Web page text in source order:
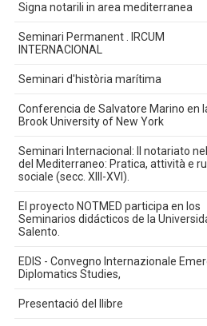
Signa notarili in area mediterranea
Seminari Permanent . IRCUM
INTERNACIONAL
Seminari d'història marítima
Conferencia de Salvatore Marino en
Brook University of New York
Seminari Internacional: Il notariato
del Mediterraneo: Pratica, attività e
sociale (secc. XIII-XVI).
El proyecto NOTMED participa en los
Seminarios didácticos de la
Salento.
EDIS - Convegno Internazionale
Diplomatics Studies,
Presentació del llibre